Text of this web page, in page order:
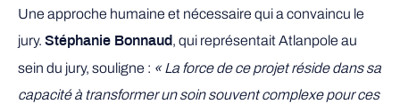
Une approche humaine et nécessaire qui a convaincu le
jury. Stéphanie Bonnaud , qui représentait Atlanpole au
sein du jury, souligne : « La force de ce projet réside dans sa
capacité à transformer un soin souvent complexe pour ces